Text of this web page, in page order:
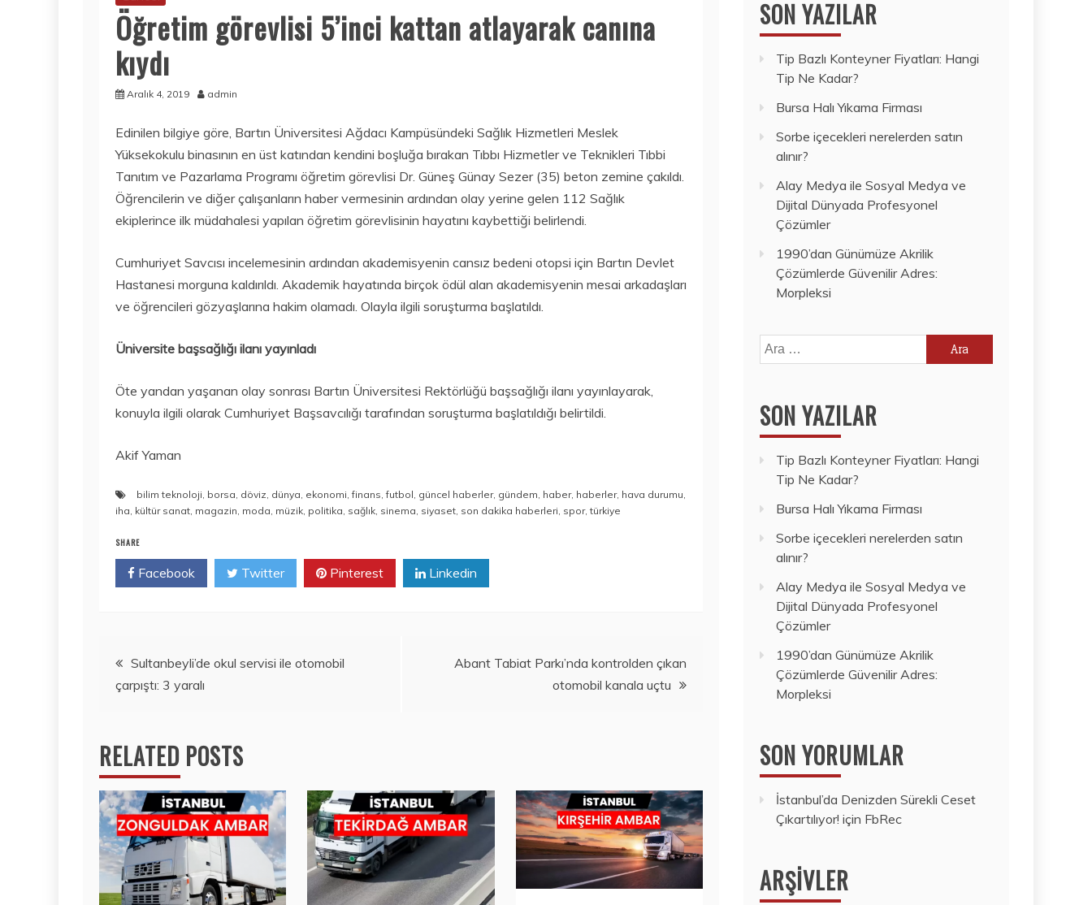
Öğretim görevlisi 5’inci kattan atlayarak canına
kıydı
Aralık 4, 2019 admin
Edinilen bilgiye göre, Bartın Üniversitesi Ağdacı Kampüsündeki Sağlık Hizmetleri Meslek
Yüksekokulu binasının en üst katından kendini boşluğa bırakan Tıbbı Hizmetler ve Teknikleri Tıbbi
Tanıtım ve Pazarlama Programı öğretim görevlisi Dr. Güneş Günay Sezer (35) beton zemine çakıldı.
Öğrencilerin ve diğer çalışanların haber vermesinin ardından olay yerine gelen 112 Sağlık
ekiplerince ilk müdahalesi yapılan öğretim görevlisinin hayatını kaybettiği belirlendi.
Cumhuriyet Savcısı incelemesinin ardından akademisyenin cansız bedeni otopsi için Bartın Devlet
Hastanesi morguna kaldırıldı. Akademik hayatında birçok ödül alan akademisyenin mesai arkadaşları
ve öğrencileri gözyaşlarına hakim olamadı. Olayla ilgili soruşturma başlatıldı.
Üniversite başsağlığı ilanı yayınladı
Öte yandan yaşanan olay sonrası Bartın Üniversitesi Rektörlüğü başsağlığı ilanı yayınlayarak,
konuyla ilgili olarak Cumhuriyet Başsavcılığı tarafından soruşturma başlatıldığı belirtildi.
Akif Yaman
bilim teknoloji, borsa, döviz, dünya, ekonomi,finans,futbol, güncel haberler, gündem, haber, haberler, hava durumu,
iha, kültür sanat, magazin, moda, müzik, politika, sağlık, sinema, siyaset, son dakika haberleri, spor,türkiye
SHARE
Facebook Twitter Pinterest Linkedin
Yazı
gezinmesi
Sultanbeyli’de okul servisi ile otomobil
çarpıştı: 3 yaralı
Abant Tabiat Parkı’nda kontrolden çıkan
otomobil kanala uçtu
RELATED POSTS
SON YAZILAR
Tip Bazlı Konteyner Fiyatları: Hangi
Tip Ne Kadar?
Bursa Halı Yıkama Firması
Sorbe içecekleri nerelerden satın
alınır?
Alay Medya ile Sosyal Medya ve
Dijital Dünyada Profesyonel
Çözümler
1990’dan Günümüze Akrilik
Çözümlerde Güvenilir Adres:
Morpleksi
Arama:
SON YAZILAR
Tip Bazlı Konteyner Fiyatları: Hangi
Tip Ne Kadar?
Bursa Halı Yıkama Firması
Sorbe içecekleri nerelerden satın
alınır?
Alay Medya ile Sosyal Medya ve
Dijital Dünyada Profesyonel
Çözümler
1990’dan Günümüze Akrilik
Çözümlerde Güvenilir Adres:
Morpleksi
SON YORUMLAR
İstanbul’da Denizden Sürekli Ceset
Çıkartılıyor! için FbRec
ARŞIVLER